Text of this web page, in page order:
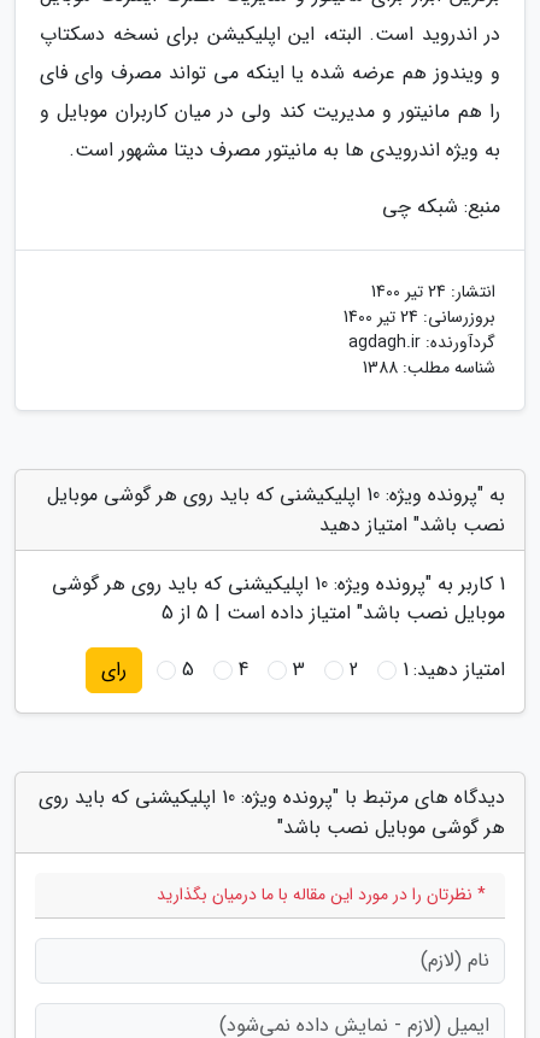
در اندروید است. البته، این اپلیکیشن برای نسخه دسکتاپ
و ویندوز هم عرضه شده یا اینکه می تواند مصرف وای فای
را هم مانیتور و مدیریت کند ولی در میان کاربران موبایل و
به ویژه اندرویدی ها به مانیتور مصرف دیتا مشهور است.
منبع: شبکه چی
انتشار: 24 تیر 1400
بروزرسانی: 24 تیر 1400
گردآورنده: agdagh.ir
شناسه مطلب: 1388
به "پرونده ویژه: 10 اپلیکیشنی که باید روی هر گوشی موبایل
نصب باشد" امتیاز دهید
1 کاربر به "
پرونده ویژه: 10 اپلیکیشنی که باید روی هر گوشی
موبایل نصب باشد" امتیاز داده است | 5 از 5
امتیاز دهید:1
2
3
4
5 رای
دیدگاه های مرتبط با "پرونده ویژه: 10 اپلیکیشنی که باید روی
هر گوشی موبایل نصب باشد"
* نظرتان را در مورد این مقاله با ما درمیان بگذارید